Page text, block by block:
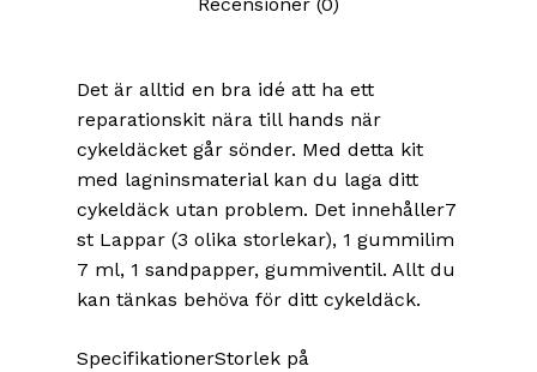
Det är alltid en bra idé att ha ett
reparationskit nära till hands när
cykeldäcket går sönder. Med detta kit
med lagninsmaterial kan du laga ditt
cykeldäck utan problem. Det innehåller7
st Lappar (3 olika storlekar), 1 gummilim
7 ml, 1 sandpapper, gummiventil. Allt du
kan tänkas behöva för ditt cykeldäck.
SpecifikationerStorlek på